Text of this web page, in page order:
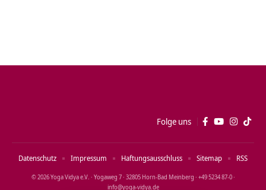
Folge uns
© 2026 Yoga Vidya e.V. · Yogaweg 7 · 32805 Horn‑Bad Meinberg · +49 5234 87‑0 ·
info@yoga‑vidya.de
Datenschutz Impressum Haftungsausschluss Sitemap RSS